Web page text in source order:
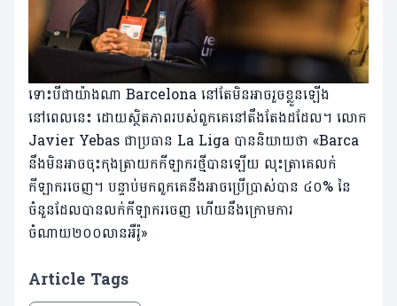
ទោះបីជាយ៉ាងណា Barcelona នៅតែមិនអាចរួចខ្លួនឡើង
នៅពេលនេះ ដោយស្ថិតភាពរបស់ពួកគេនៅតឹងតែងដដែល។ លោក
Javier Yebas ជាប្រធាន La Liga បាននិយាយថា «Barca
នឹងមិនអាចចុះកុងត្រាយកកីឡាករថ្មីបានឡើយ លុះត្រាគេលក់
កីឡាករចេញ។ បន្ទាប់មកពួកគេនឹងអាចប្រើប្រាស់បាន ៤០% នៃ
ចំនួនដែលបានលក់កីឡាករចេញ​ ហើយនឹងក្រោមការ
ចំណាយ២០០លានអឺរ៉ូ»
Article Tags